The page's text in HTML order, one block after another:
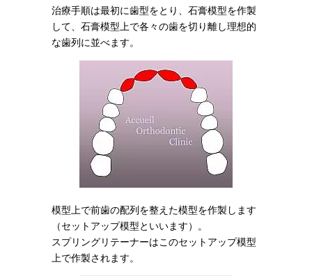
治療手順は最初に歯型をとり、石膏模型を作製
して、石膏模型上で各々の歯を切り離し理想的
な歯列に並べます。
模型上で前歯の配列を整えた模型を作製します
（セットアップ模型といいます）。
スプリングリテーナーはこのセットアップ模型
上で作製されます。